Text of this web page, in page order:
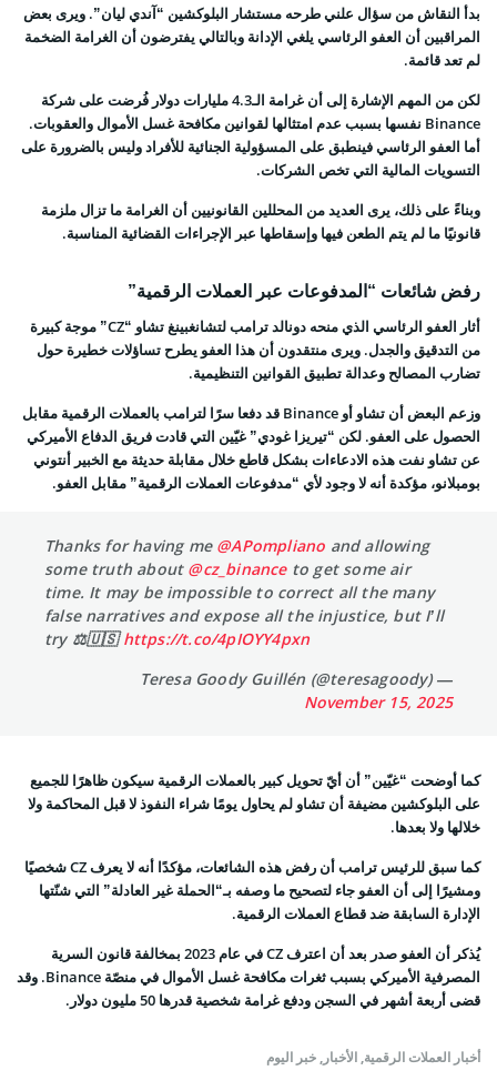
بدأ النقاش من سؤال علني طرحه مستشار البلوكشين “آندي ليان”. ويرى بعض
المراقبين أن العفو الرئاسي يلغي الإدانة وبالتالي يفترضون أن الغرامة الضخمة
لم تعد قائمة.
لكن من المهم الإشارة إلى أن غرامة الـ4.3 مليارات دولار فُرضت على شركة
Binance نفسها بسبب عدم امتثالها لقوانين مكافحة غسل الأموال والعقوبات.
أما العفو الرئاسي فينطبق على المسؤولية الجنائية للأفراد وليس بالضرورة على
التسويات المالية التي تخص الشركات.
وبناءً على ذلك، يرى العديد من المحللين القانونيين أن الغرامة ما تزال ملزمة
قانونيًا ما لم يتم الطعن فيها وإسقاطها عبر الإجراءات القضائية المناسبة.
رفض شائعات “المدفوعات عبر العملات الرقمية”
أثار العفو الرئاسي الذي منحه دونالد ترامب لتشانغبينغ تشاو “CZ” موجة كبيرة
من التدقيق والجدل. ويرى منتقدون أن هذا العفو يطرح تساؤلات خطيرة حول
تضارب المصالح وعدالة تطبيق القوانين التنظيمية.
وزعم البعض أن تشاو أو Binance قد دفعا سرًا لترامب بالعملات الرقمية مقابل
الحصول على العفو. لكن “تيريزا غودي” غيّين التي قادت فريق الدفاع الأميركي
عن تشاو نفت هذه الادعاءات بشكل قاطع خلال مقابلة حديثة مع الخبير أنتوني
بومبلانو، مؤكدة أنه لا وجود لأي “مدفوعات العملات الرقمية” مقابل العفو.
Thanks for having me @APompliano and allowing
some truth about @cz_binanceto get some air
time. It may be impossible to correct all the many
false narratives and expose all the injustice, but I’ll
try ⚖️🇺🇸https://t.co/4pIOYY4pxn
— Teresa Goody Guillén (@teresagoody)
November 15, 2025
كما أوضحت “غيّين” أن أيّ تحويل كبير بالعملات الرقمية سيكون ظاهرًا للجميع
على البلوكشين مضيفة أن تشاو لم يحاول يومًا شراء النفوذ لا قبل المحاكمة ولا
خلالها ولا بعدها.
كما سبق للرئيس ترامب أن رفض هذه الشائعات، مؤكدًا أنه لا يعرف CZ شخصيًا
ومشيرًا إلى أن العفو جاء لتصحيح ما وصفه بـ“الحملة غير العادلة” التي شنّتها
الإدارة السابقة ضد قطاع العملات الرقمية.
يُذكر أن العفو صدر بعد أن اعترف CZ في عام 2023 بمخالفة قانون السرية
المصرفية الأميركي بسبب ثغرات مكافحة غسل الأموال في منصّة Binance. وقد
قضى أربعة أشهر في السجن ودفع غرامة شخصية قدرها 50 مليون دولار.
أخبار العملات الرقمية, الأخبار, خبر اليوم